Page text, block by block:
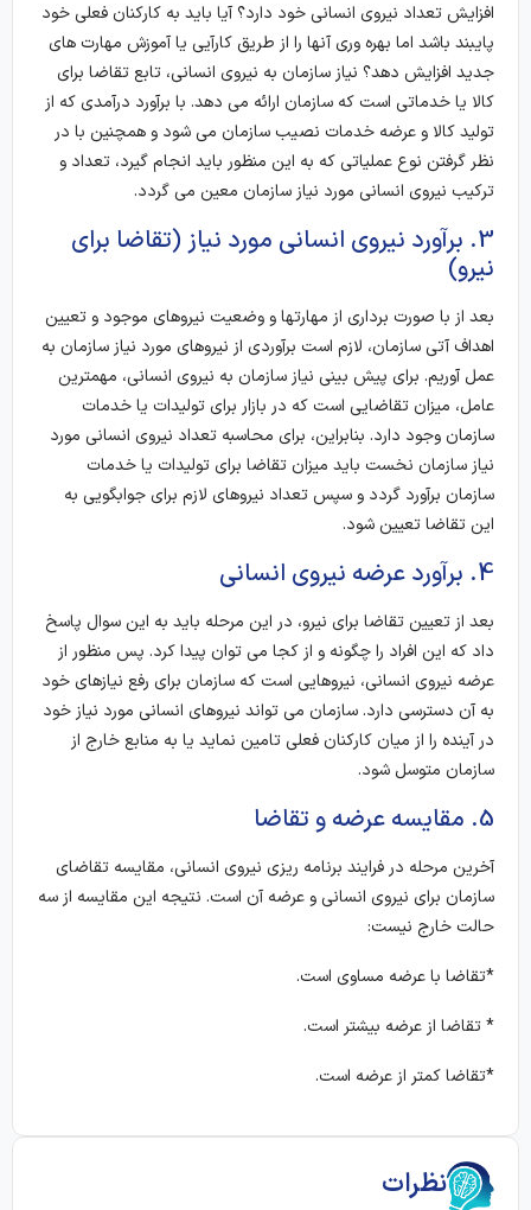
افزایش تعداد نیروی انسانی خود دارد؟ آیا باید به کارکنان فعلی خود
پایبند باشد اما بهره وری آنها را از طریق کارآیی یا آموزش مهارت های
جدید افزایش دهد؟ نیاز سازمان به نیروی انسانی، تابع تقاضا برای
کالا یا خدماتی است که سازمان ارائه می دهد. با برآورد درآمدی که از
تولید کالا و عرضه خدمات نصیب سازمان می شود و همچنین با در
نظر گرفتن نوع عملیاتی که به این منظور باید انجام گیرد، تعداد و
ترکیب نیروی انسانی مورد نیاز سازمان معین می گردد.
3. برآورد نیروی انسانی مورد نیاز (تقاضا برای
نیرو)
بعد از با صورت برداری از مهارتها و وضعیت نیروهای موجود و تعیین
اهداف آتی سازمان، لازم است برآوردی از نیروهای مورد نیاز سازمان به
عمل آوریم. برای پیش بینی نیاز سازمان به نیروی انسانی، مهمترین
عامل، میزان تقاضایی است که در بازار برای تولیدات یا خدمات
سازمان وجود دارد. بنابراین، برای محاسبه تعداد نیروی انسانی مورد
نیاز سازمان نخست باید میزان تقاضا برای تولیدات یا خدمات
سازمان برآورد گردد و سپس تعداد نیروهای لازم برای جوابگویی به
این تقاضا تعیین شود.
4. برآورد عرضه نیروی انسانی
بعد از تعیین تقاضا برای نیرو، در این مرحله باید به این سوال پاسخ
داد که این افراد را چگونه و از کجا می توان پیدا کرد. پس منظور از
عرضه نیروی انسانی، نیروهایی است که سازمان برای رفع نیازهای خود
به آن دسترسی دارد. سازمان می تواند نیروهای انسانی مورد نیاز خود
در آینده را از میان کارکنان فعلی تامین نماید یا به منابع خارج از
سازمان متوسل شود.
5. مقایسه عرضه و تقاضا
آخرین مرحله در فرایند برنامه ریزی نیروی انسانی، مقایسه تقاضای
سازمان برای نیروی انسانی و عرضه آن است. نتیجه این مقایسه از سه
حالت خارج نیست:
*تقاضا با عرضه مساوی است.
* تقاضا از عرضه بیشتر است.
*تقاضا کمتر از عرضه است.
نظرات